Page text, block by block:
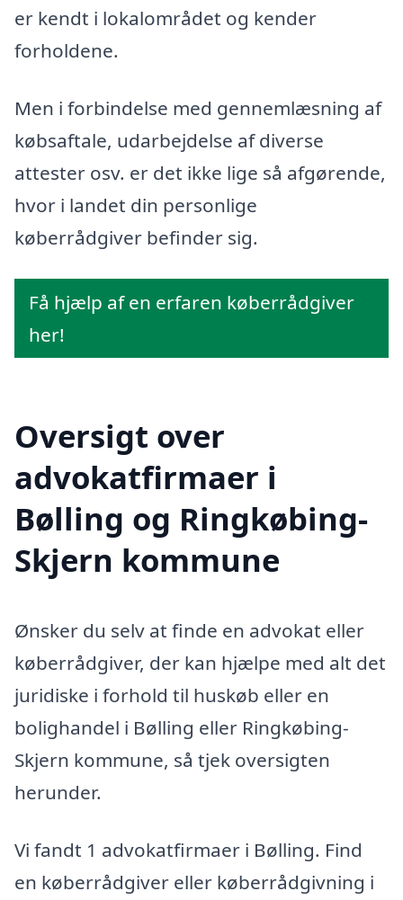
er kendt i lokalområdet og kender
forholdene.
Men i forbindelse med gennemlæsning af
købsaftale, udarbejdelse af diverse
attester osv. er det ikke lige så afgørende,
hvor i landet din personlige
køberrådgiver befinder sig.
Få hjælp af en erfaren køberrådgiver
her!
Oversigt over
advokatfirmaer i
Bølling og Ringkøbing-
Skjern kommune
Ønsker du selv at finde en advokat eller
køberrådgiver, der kan hjælpe med alt det
juridiske i forhold til huskøb eller en
bolighandel i Bølling eller Ringkøbing-
Skjern kommune, så tjek oversigten
herunder.
Vi fandt 1 advokatfirmaer i Bølling. Find
en køberrådgiver eller køberrådgivning i